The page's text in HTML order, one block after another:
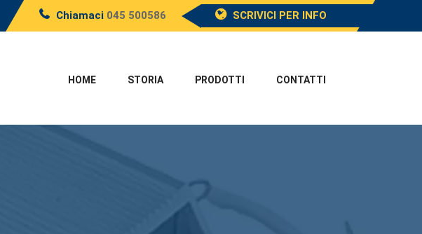
Chiamaci 045 500586 SCRIVICI PER INFO
HOME STORIA PRODOTTI CONTATTI